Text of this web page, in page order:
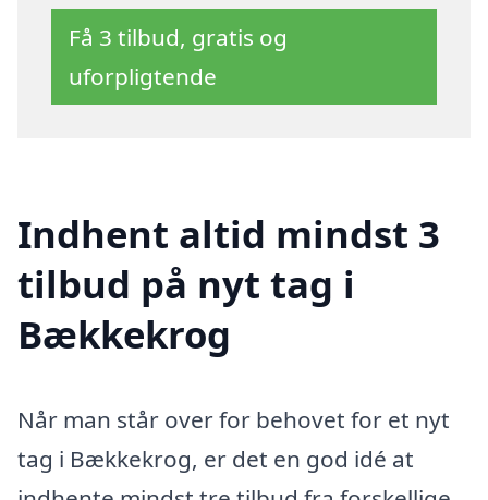
Få 3 tilbud, gratis og
uforpligtende
Indhent altid mindst 3
tilbud på nyt tag i
Bækkekrog
Når man står over for behovet for et nyt
tag i Bækkekrog, er det en god idé at